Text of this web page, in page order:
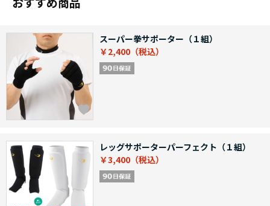
スーパー拳サポーター（１組）
￥2,400
レッグサポーターパーフェクト（１組）
￥3,400